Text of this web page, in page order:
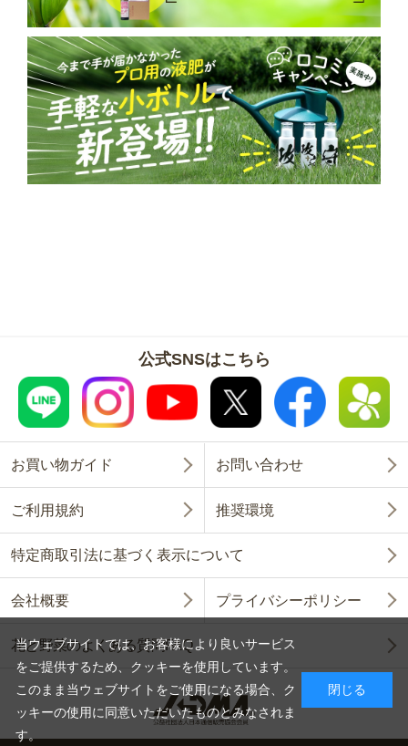
公式SNSはこちら
お買い物ガイド お問い合わせ
ご利用規約 推奨環境
特定商取引法に基づく表示について
会社概要 プライバシーポリシー
花と野菜のよくある質問FAQ
当ウェブサイトでは、お客様により良いサービス
をご提供するため、クッキーを使用しています。
このまま当ウェブサイトをご使用になる場合、ク
ッキーの使用に同意いただいたものとみなされま
す。
閉じる